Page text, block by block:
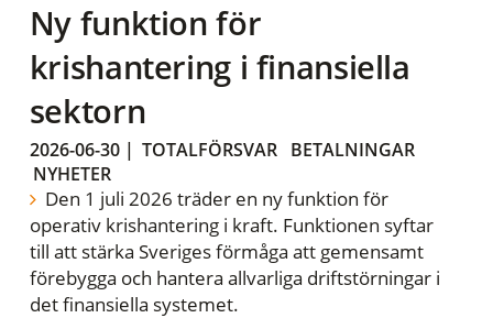
Ny funktion för
krishantering i finansiella
sektorn
2026-06-30| TOTALFÖRSVAR
BETALNINGAR
NYHETER
Den 1 juli 2026 träder en ny funktion för
operativ krishantering i kraft. Funktionen syftar
till att stärka Sveriges förmåga att gemensamt
förebygga och hantera allvarliga driftstörningar i
det finansiella systemet.